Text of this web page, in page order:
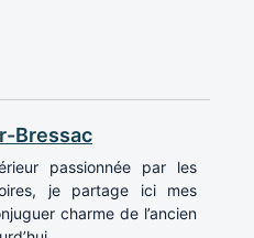
Bressac
passionnée par les
je partage ici mes
charme de l’ancien